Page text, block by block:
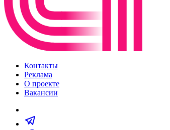
Контакты
Реклама
О проекте
Вакансии